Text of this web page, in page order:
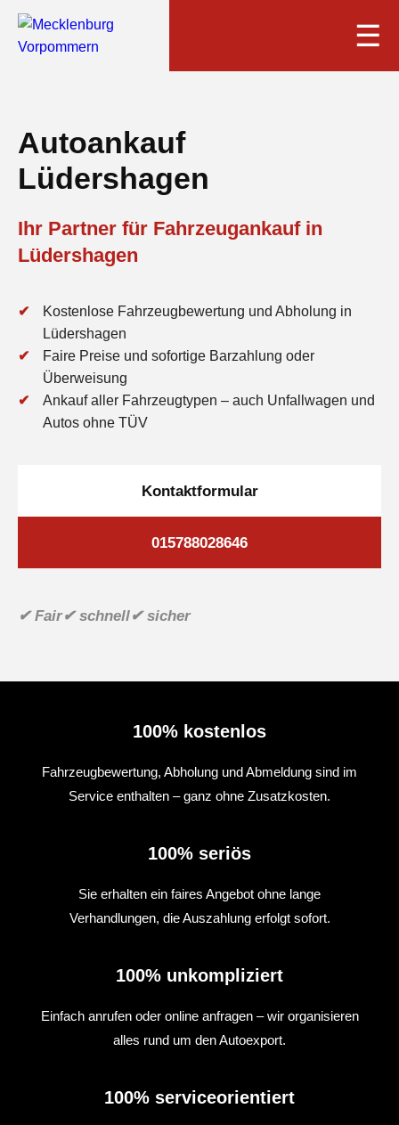
☰
Autoankauf
Lüdershagen
Ihr Partner für Fahrzeugankauf in
Lüdershagen
Kostenlose Fahrzeugbewertung und Abholung in
Lüdershagen
Faire Preise und sofortige Barzahlung oder
Überweisung
Ankauf aller Fahrzeugtypen – auch Unfallwagen und
Autos ohne TÜV
Kontaktformular
015788028646
✔ Fair✔ schnell✔ sicher
100% kostenlos
Fahrzeugbewertung, Abholung und Abmeldung sind im
Service enthalten – ganz ohne Zusatzkosten.
100% seriös
Sie erhalten ein faires Angebot ohne lange
Verhandlungen, die Auszahlung erfolgt sofort.
100% unkompliziert
Einfach anrufen oder online anfragen – wir organisieren
alles rund um den Autoexport.
100% serviceorientiert